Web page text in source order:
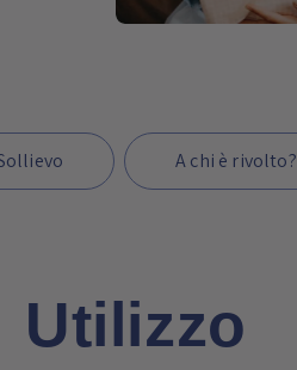
A chi è rivolto?
Utilizzo